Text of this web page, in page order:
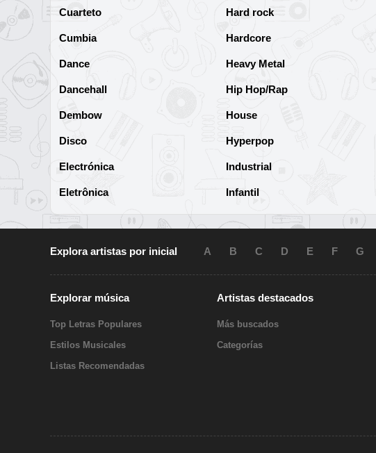
Cuarteto
Cumbia
Dance
Dancehall
Dembow
Disco
Electrónica
Eletrônica
Hard rock
Hardcore
Heavy Metal
Hip Hop/Rap
House
Hyperpop
Industrial
Infantil
Explora artistas por inicial A B C D E F G
Explorar música
Top Letras Populares
Estilos Musicales
Listas Recomendadas
Artistas destacados
Más buscados
Categorías